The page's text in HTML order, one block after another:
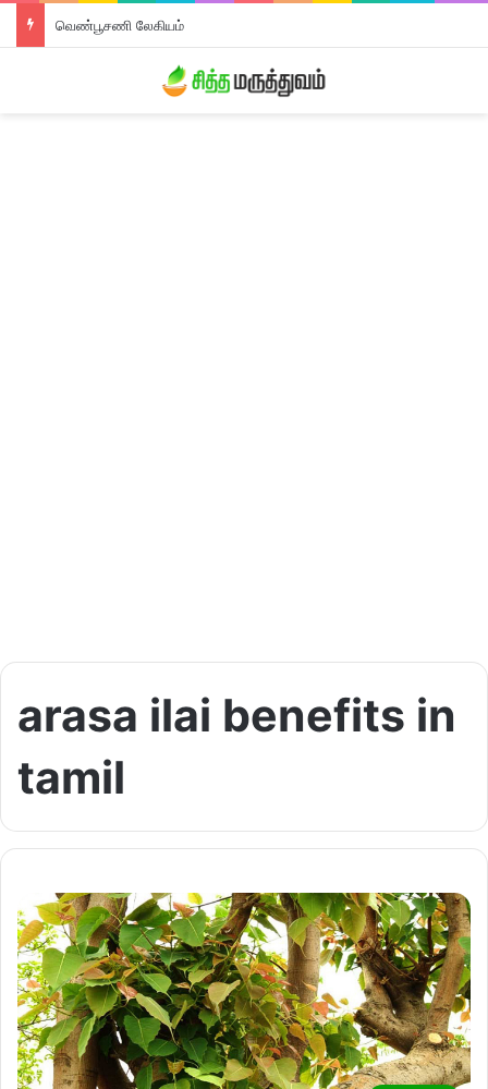
வெண்பூசணி லேகியம்
arasa ilai benefits in
tamil